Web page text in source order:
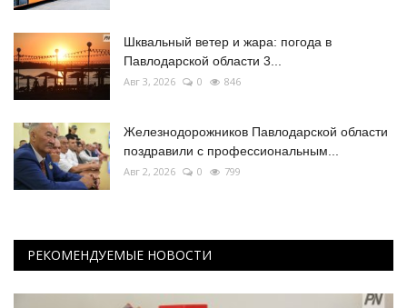
Шквальный ветер и жара: погода в
Павлодарской области 3...
Авг 3, 2026 0 846
Железнодорожников Павлодарской области
поздравили с профессиональным...
Авг 2, 2026 0 799
РЕКОМЕНДУЕМЫЕ НОВОСТИ